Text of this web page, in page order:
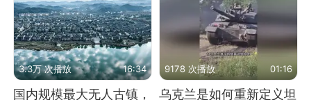
3.3万 次播放 16:34
国内规模最大无人古镇，
9178 次播放 01:16
乌克兰是如何重新定义坦